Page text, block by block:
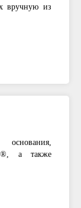
вручную из
а также